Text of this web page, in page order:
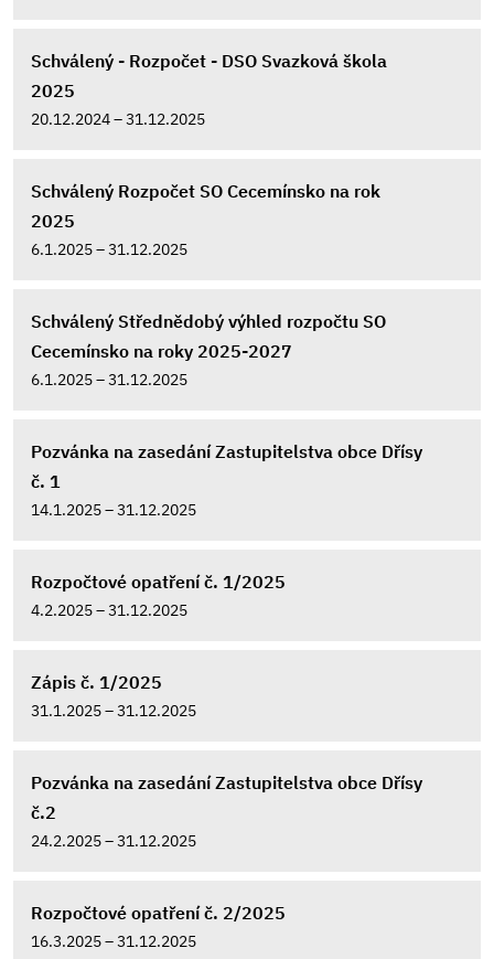
Schválený - Rozpočet - DSO Svazková škola
2025
20.12.2024 – 31.12.2025
Schválený Rozpočet SO Cecemínsko na rok
2025
6.1.2025 – 31.12.2025
Schválený Střednědobý výhled rozpočtu SO
Cecemínsko na roky 2025-2027
6.1.2025 – 31.12.2025
Pozvánka na zasedání Zastupitelstva obce Dřísy
č. 1
14.1.2025 – 31.12.2025
Rozpočtové opatření č. 1/2025
4.2.2025 – 31.12.2025
Zápis č. 1/2025
31.1.2025 – 31.12.2025
Pozvánka na zasedání Zastupitelstva obce Dřísy
č.2
24.2.2025 – 31.12.2025
Rozpočtové opatření č. 2/2025
16.3.2025 – 31.12.2025